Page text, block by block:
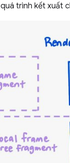
trình kết xuất